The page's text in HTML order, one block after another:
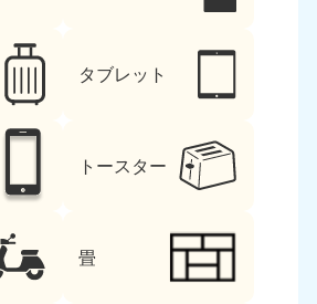
タブレット
トースター
畳